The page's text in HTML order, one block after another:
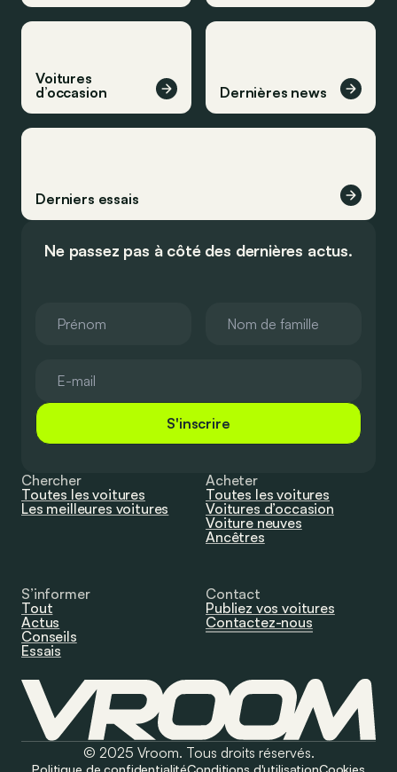
Voitures
d’occasion
Dernières news
Derniers essais
Ne passez pas à côté des dernières actus.
S'inscrire
Chercher
Toutes les voitures
Les meilleures voitures
Acheter
Toutes les voitures
Voitures d’occasion
Voiture neuves
Ancêtres
S’informer
Tout
Actus
Conseils
Essais
Contact
Publiez vos voitures
Contactez-nous
© 2025 Vroom. Tous droits réservés.
Politique de confidentialitéConditions d'utilisationCookies